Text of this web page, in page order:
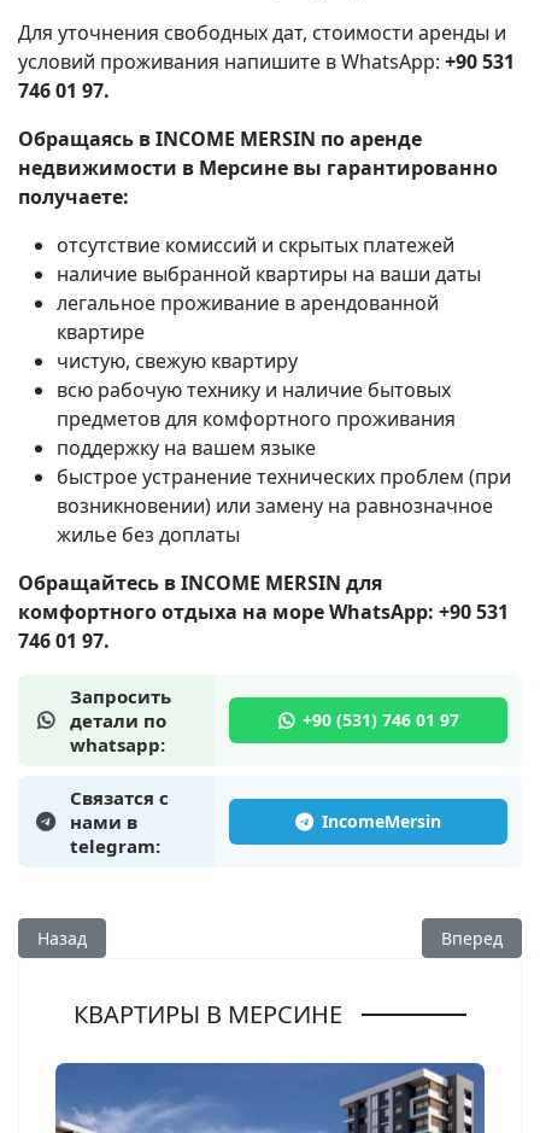
Для уточнения свободных дат, стоимости аренды и
условий проживания напишите в WhatsApp: +90 531
746 01 97.
Обращаясь в INCOME MERSIN по аренде
недвижимости в Мерсине вы гарантированно
получаете:
отсутствие комиссий и скрытых платежей
наличие выбранной квартиры на ваши даты
легальное проживание в арендованной
квартире
чистую, свежую квартиру
всю рабочую технику и наличие бытовых
предметов для комфортного проживания
поддержку на вашем языке
быстрое устранение технических проблем (при
возникновении) или замену на равнозначное
жилье без доплаты
Обращайтесь в INCOME MERSIN для
комфортного отдыха на море WhatsApp: +90 531
746 01 97.
Запросить
детали по
whatsapp:
Связатся с
нами в
telegram:
Предыдущий: Аренда квартиры 1+1 в Каргыпынары,
Назад Вперед
КВАРТИРЫ В МЕРСИНЕ